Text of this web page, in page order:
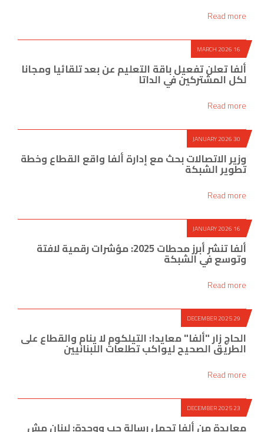
Read more
16 MARCH 2026
ألفا تعلن تفعيل باقة التعليم عن بعد تلقائيا ومجانا
لكل المشتركين في الداتا
Read more
30 JANUARY 2026
وزير الاتصالات بحث مع إدارة ألفا واقع القطاع وخطة
تطوير الشبكة
Read more
16 JANUARY 2026
ألفا تنشر أبرز محطات 2025: مؤشرات رقمية لافتة
وتوسع في الشبكة
Read more
29 DECEMBER 2025
الحاج زار "ألفا" معايدا: التيلكوم لا ينام والقطاع على
الطريق الصحيح ليواكب تطلعات اللبنانيين
Read more
23 DECEMBER 2025
معايدة من ألفا تحمل رسالة حب ووحدة: لبنان مش